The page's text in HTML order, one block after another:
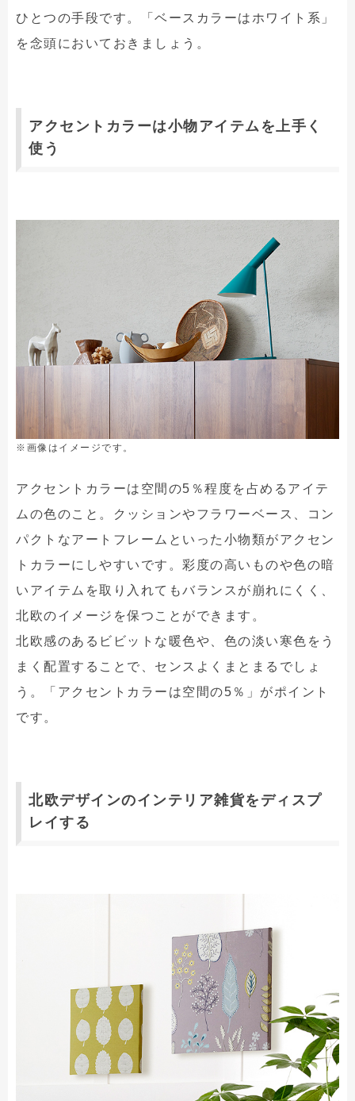
ひとつの手段です。「ベースカラーはホワイト系」
を念頭においておきましょう。
アクセントカラーは小物アイテムを上手く
使う
※画像はイメージです。
アクセントカラーは空間の5％程度を占めるアイテ
ムの色のこと。クッションやフラワーベース、コン
パクトなアートフレームといった小物類がアクセン
トカラーにしやすいです。彩度の高いものや色の暗
いアイテムを取り入れてもバランスが崩れにくく、
北欧のイメージを保つことができます。
北欧感のあるビビットな暖色や、色の淡い寒色をう
まく配置することで、センスよくまとまるでしょ
う。「アクセントカラーは空間の5％」がポイント
です。
北欧デザインのインテリア雑貨をディスプ
レイする